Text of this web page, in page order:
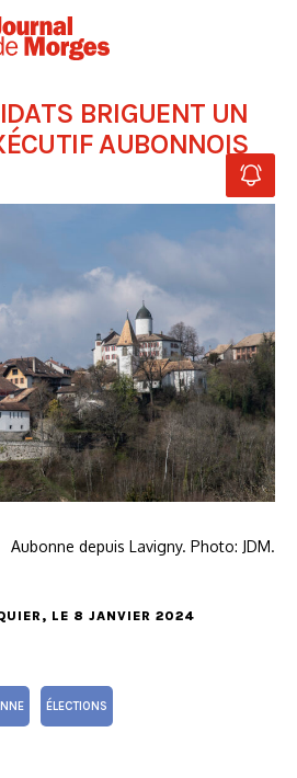
BRIGUENT UN
AUBONNOIS
Aubonne depuis Lavigny. Photo: JDM.
, LE 8 JANVIER 2024
ÉLECTIONS